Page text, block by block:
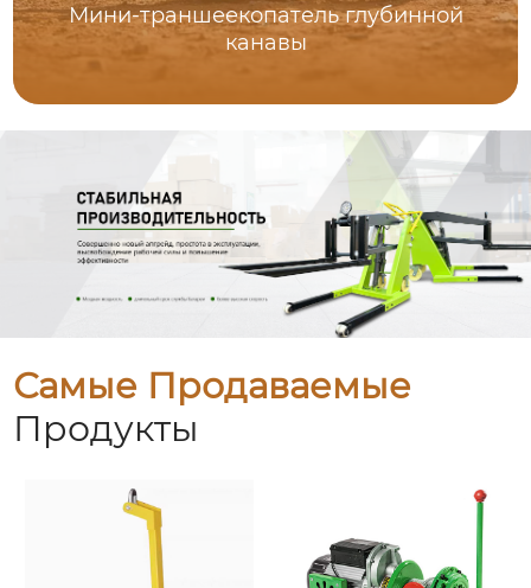
Мини-траншеекопатель глубинной
канавы
Самые Продаваемые
Продукты